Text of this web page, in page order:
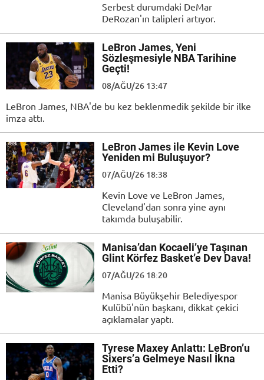
Serbest durumdaki DeMar
DeRozan'ın talipleri artıyor.
LeBron James, Yeni
Sözleşmesiyle NBA Tarihine
Geçti!
08/AĞU/26 13:47
LeBron James, NBA'de bu kez beklenmedik şekilde bir ilke
imza attı.
LeBron James ile Kevin Love
Yeniden mi Buluşuyor?
07/AĞU/26 18:38
Kevin Love ve LeBron James,
Cleveland'dan sonra yine aynı
takımda buluşabilir.
Manisa’dan Kocaeli’ye Taşınan
Glint Körfez Basket’e Dev Dava!
07/AĞU/26 18:20
Manisa Büyükşehir Belediyespor
Kulübü'nün başkanı, dikkat çekici
açıklamalar yaptı.
Tyrese Maxey Anlattı: LeBron’u
Sixers’a Gelmeye Nasıl İkna
Etti?